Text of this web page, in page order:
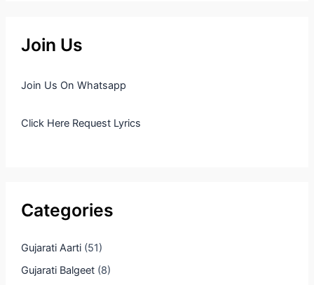
Join Us
Join Us On Whatsapp
Click Here Request Lyrics
Categories
Gujarati Aarti(51)
Gujarati Balgeet(8)